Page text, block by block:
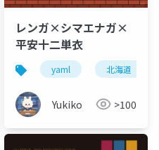
レンガ×シマエナガ×
平安十二単衣
yaml 北海道
Yukiko >100